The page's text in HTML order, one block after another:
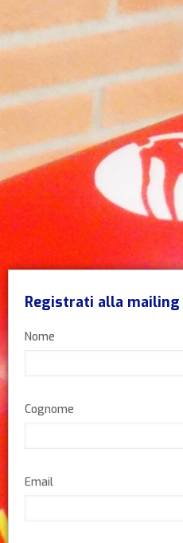
Registrati alla
Nome
Cognome
Email